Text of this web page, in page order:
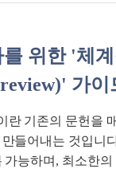
위한 '체
가이
란 기존의 문헌을
들어내는 것입니
가능하며, 최소한